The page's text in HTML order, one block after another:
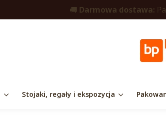
🚚 Darmowa dostawa:
Stojaki, regały i ekspozycja